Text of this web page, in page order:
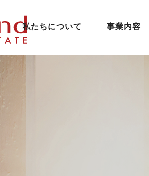
私たちについて 事業内容